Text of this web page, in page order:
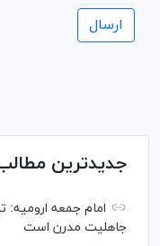
جدیدترین
امام جمعه ارومیه:
جاهلیت مدرن است